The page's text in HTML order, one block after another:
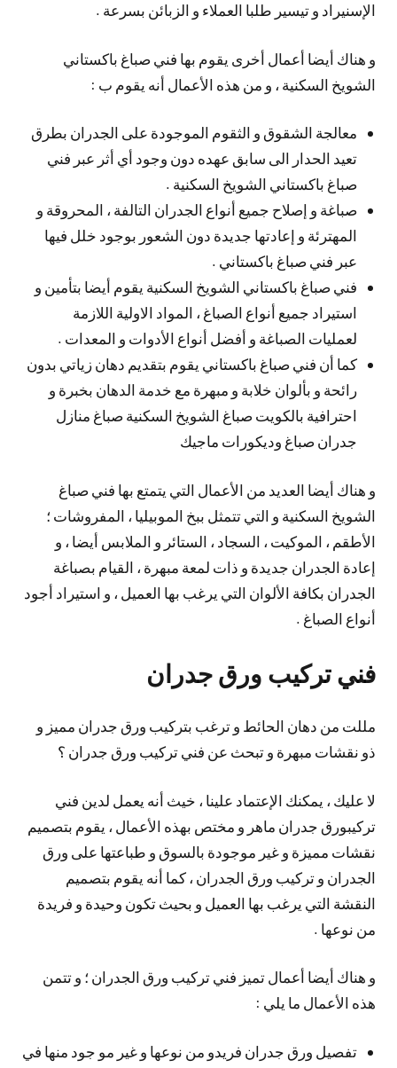
الإسنيراد و تيسير طلبا العملاء و الزبائن بسرعة .
و هناك أيضا أعمال أخرى يقوم بها فني صباغ باكستاني
الشويخ السكنية ، و من هذه الأعمال أنه يقوم ب :
معالجة الشقوق و الثقوم الموجودة على الجدران بطرق
تعيد الحدار الى سابق عهده دون وجود أي أثر عبر فني
صباغ باكستاني الشويخ السكنية .
صباغة و إصلاح جميع أنواع الجدران التالفة ، المحروقة و
المهترئة و إعادتها جديدة دون الشعور بوجود خلل فيها
عبر فني صباغ باكستاني .
فني صباغ باكستاني الشويخ السكنية يقوم أيضا بتأمين و
استيراد جميع أنواع الصباغ ، المواد الاولية اللازمة
لعمليات الصباغة و أفضل أنواع الأدوات و المعدات .
كما أن فني صباغ باكستاني يقوم بتقديم دهان زياتي بدون
رائحة و بألوان خلابة و مبهرة مع خدمة الدهان بخبرة و
احترافية بالكويت صباغ الشويخ السكنية صباغ منازل
جدران صباغ وديكورات ماجيك
و هناك أيضا العديد من الأعمال التي يتمتع بها فني صباغ
الشويخ السكنية و التي تتمثل ببخ الموبيليا ، المفروشات ؛
الأطقم ، الموكيت ، السجاد ، الستائر و الملابس أيضا ، و
إعادة الجدران جديدة و ذات لمعة مبهرة ، القيام بصباغة
الجدران بكافة الألوان التي يرغب بها العميل ، و استيراد أجود
أنواع الصباغ .
فني تركيب ورق جدران
مللت من دهان الحائط و ترغب بتركيب ورق جدران مميز و
ذو نقشات مبهرة و تبحث عن فني تركيب ورق جدران ؟
لا عليك ، يمكنك الإعتماد علينا ، خيث أنه يعمل لدين فني
تركيبورق جدران ماهر و مختص بهذه الأعمال ، يقوم بتصميم
نقشات مميزة و غير موجودة بالسوق و طباعتها على ورق
الجدران و تركيب ورق الجدران ، كما أنه يقوم بتصميم
النقشة التي يرغب بها العميل و بحيث تكون وحيدة و فريدة
من نوعها .
و هناك أيضا أعمال تميز فني تركيب ورق الجدران ؛ و تتمن
هذه الأعمال ما يلي :
تفصيل ورق جدران فريدو من نوعها و غير مو جود منها في